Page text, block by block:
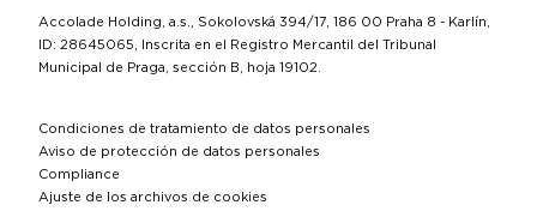
Accolade Holding, a.s., Sokolovská 394/17, 186 00 Praha 8 - Karlín,
ID: 28645065, Inscrita en el Registro Mercantil del Tribunal
Municipal de Praga, sección B, hoja 19102.
Condiciones de tratamiento de datos personales
Aviso de protección de datos personales
Compliance
Ajuste de los archivos de cookies